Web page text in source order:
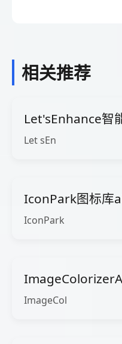
相关推荐
Let'sEnhance智
Let sEn
IconPark图标库
IconPark
ImageCol